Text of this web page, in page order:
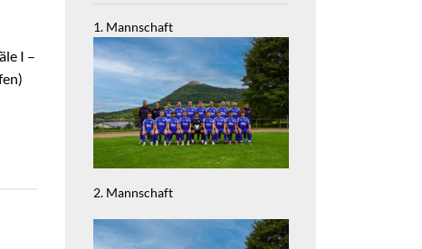
I –
1. Mannschaft
2. Mannschaft